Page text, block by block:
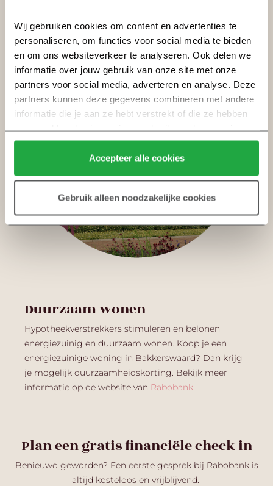
Wij gebruiken cookies om content en advertenties te
personaliseren, om functies voor social media te bieden
en om ons websiteverkeer te analyseren. Ook delen we
informatie over jouw gebruik van onze site met onze
partners voor social media, adverteren en analyse. Deze
partners kunnen deze gegevens combineren met andere
informatie die je aan ze hebt verstrekt of die ze hebben
verzameld op basis van jouw gebruik van hun services.
Klik hier voor meer informatie over ons cookiebeleid.
Accepteer alle cookies
Gebruik alleen noodzakelijke cookies
Duurzaamwonen
Hypotheekverstrekkers stimuleren en belonen
energiezuinig en duurzaam wonen. Koop je een
energiezuinige woning in Bakkerswaard? Dan krijg
je mogelijk duurzaamheidskorting. Bekijk meer
informatie op de website van Rabobank.
Plan een gratis financiële check in
Benieuwd geworden? Een eerste gesprek bij Rabobank is
altijd kosteloos en vrijblijvend.